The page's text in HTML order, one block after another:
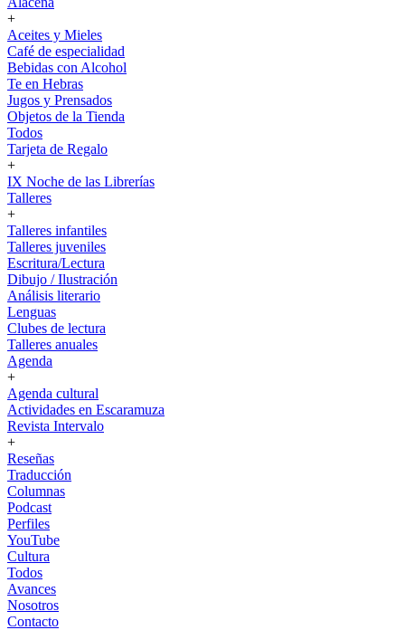
+
Aceites y Mieles
Café de especialidad
Bebidas con Alcohol
Te en Hebras
Jugos y Prensados
Objetos de la Tienda
Todos
Tarjeta de Regalo
+
IX Noche de las Librerías
Talleres
+
Talleres infantiles
Talleres juveniles
Escritura/Lectura
Dibujo / Ilustración
Análisis literario
Lenguas
Clubes de lectura
Talleres anuales
Agenda
+
Agenda cultural
Actividades en Escaramuza
Revista Intervalo
+
Reseñas
Traducción
Columnas
Podcast
Perfiles
YouTube
Cultura
Todos
Avances
Nosotros
Contacto